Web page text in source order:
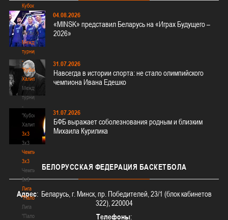
Кубок
BETERA
-
Кубок
Международный
турнир
-
"Кубок
Халипского"
Международный
турнир
-
"Кубок
Халипского"
3x3
3x3
Чемпионат
3х3
Чемпионат
3х3
Лига
"Палова"
Лига
"Палова"
04.08.2026
«MINSK» представил Беларусь на «Играх Будущего –
2026»
31.07.2026
Навсегда в истории спорта: не стало олимпийского
чемпиона Ивана Едешко
31.07.2026
БФБ выражает соболезнования родным и близким
Михаила Курилика
БЕЛОРУССКАЯ ФЕДЕРАЦИЯ БАСКЕТБОЛА
Адрес: Беларусь, г. Минск, пр. Победителей, 23/1 (блок кабинетов
322), 220004
Телефоны: